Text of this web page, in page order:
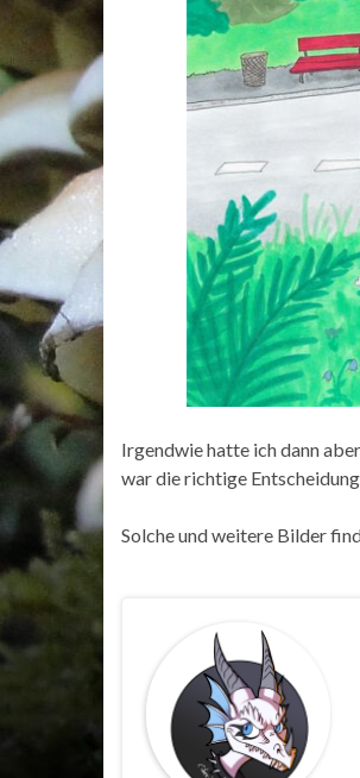
Irgendwie hatte ich dann
war die richtige
Solche und weitere Bilder